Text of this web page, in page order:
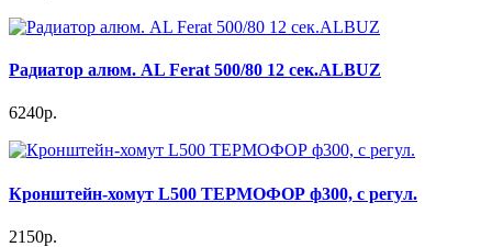
Радиатор алюм. AL Ferat 500/80 12 сек.ALBUZ
6240р.
Кронштейн-хомут L500 ТЕРМОФОР ф300, с регул.
2150р.